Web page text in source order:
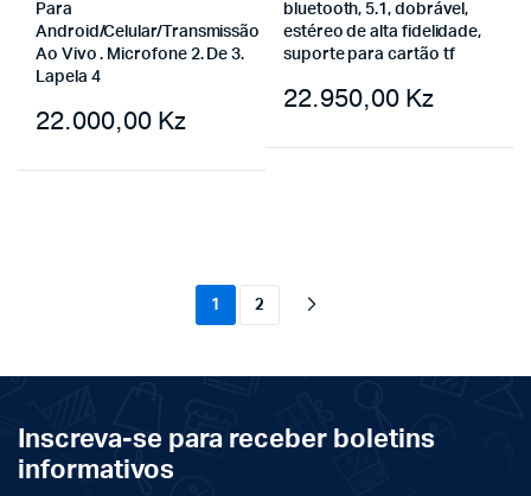
Para
Android/Celular/Transmissão
Ao Vivo . Microfone 2. De 3.
Lapela 4
22.000,00 Kz
bluetooth, 5.1, dobrável,
estéreo de alta fidelidade,
suporte para cartão tf
22.950,00 Kz
1 2
Inscreva-se para receber boletins
informativos